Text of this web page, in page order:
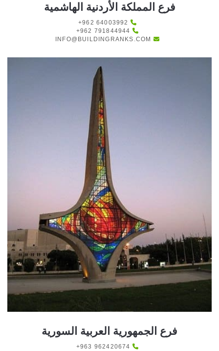
فرع المملكة الأردنية الهاشمية
+962 64003992
+962 791844944
INFO@BUILDINGRANKS.COM
فرع الجمهورية العربية السورية
+963 962420674